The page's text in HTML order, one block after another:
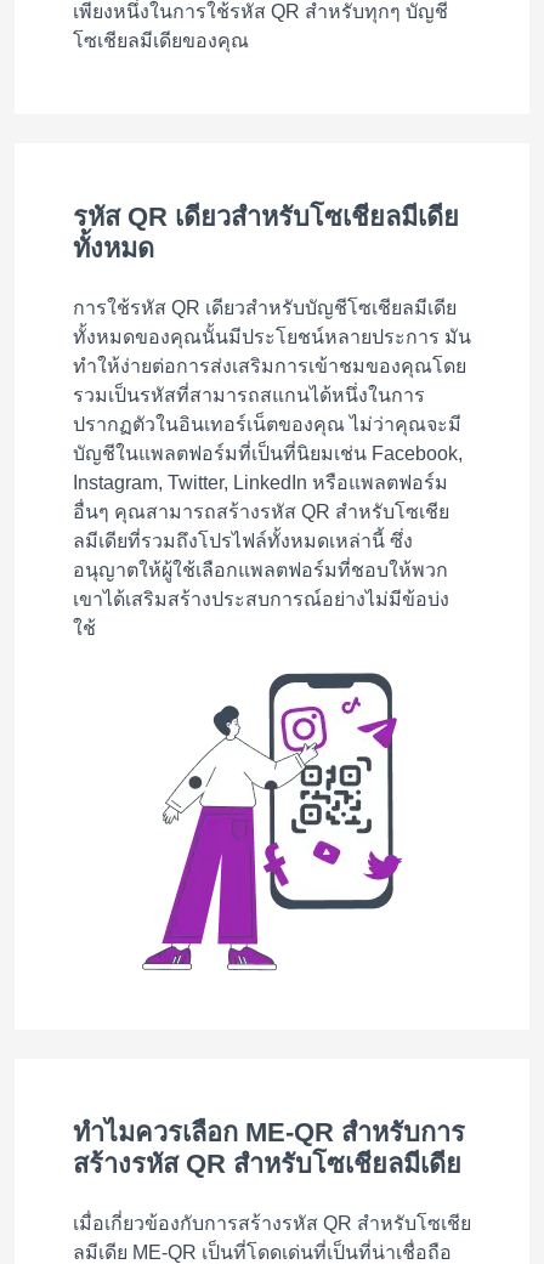
เพียงหนึ่งในการใช้รหัส QR สำหรับทุกๆ บัญชี
โซเชียลมีเดียของคุณ
รหัส QR เดียวสำหรับโซเชียลมีเดีย
ทั้งหมด
การใช้รหัส QR เดียวสำหรับบัญชีโซเชียลมีเดีย
ทั้งหมดของคุณนั้นมีประโยชน์หลายประการ มัน
ทำให้ง่ายต่อการส่งเสริมการเข้าชมของคุณโดย
รวมเป็นรหัสที่สามารถสแกนได้หนึ่งในการ
ปรากฏตัวในอินเทอร์เน็ตของคุณ ไม่ว่าคุณจะมี
บัญชีในแพลตฟอร์มที่เป็นที่นิยมเช่น Facebook,
Instagram, Twitter, LinkedIn หรือแพลตฟอร์ม
อื่นๆ คุณสามารถสร้างรหัส QR สำหรับโซเชีย
ลมีเดียที่รวมถึงโปรไฟล์ทั้งหมดเหล่านี้ ซึ่ง
อนุญาตให้ผู้ใช้เลือกแพลตฟอร์มที่ชอบให้พวก
เขาได้เสริมสร้างประสบการณ์อย่างไม่มีข้อบ่ง
ใช้
ทำไมควรเลือก ME-QR สำหรับการ
สร้างรหัส QR สำหรับโซเชียลมีเดีย
เมื่อเกี่ยวข้องกับการสร้างรหัส QR สำหรับโซเชีย
ลมีเดีย ME-QR เป็นที่โดดเด่นที่เป็นที่น่าเชื่อถือ